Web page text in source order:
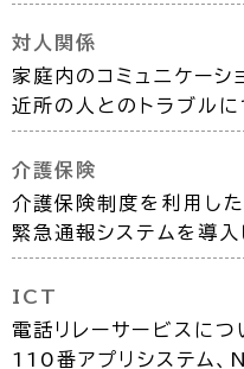
対人関係
家庭内のコミュニケー
近所の人とのトラブル
介護保険
介護保険制度を利用し
緊急通報システムを導入
ICT
電話リレーサービスにつ
110番アプリシステム